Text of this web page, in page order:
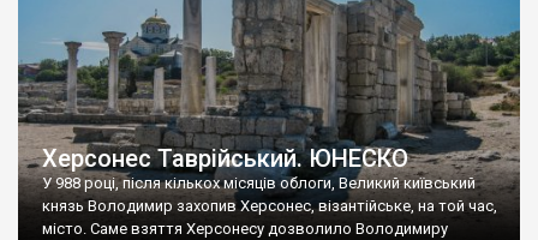
Херсонес Таврійський. ЮНЕСКО
У 988 році, після кількох місяців облоги, Великий київський
князь Володимир захопив Херсонес, візантійське, на той час,
місто. Саме взяття Херсонесу дозволило Володимиру